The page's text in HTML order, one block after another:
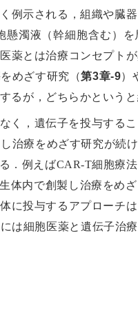
例示される，組織や臓
濁液（幹細胞含む）
薬とは治療コンセプト
めざす研究（第3章-9）
るが，どちらかというと
く，遺伝子を投与する
治療をめざす研究が続
．例えばCAR-T細胞療
体内で創製し治療をめ
に投与するアプローチ
は細胞医薬と遺伝子治